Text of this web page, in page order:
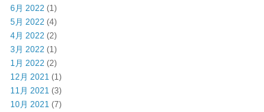
6月 2022 (1)
5月 2022 (4)
4月 2022 (2)
3月 2022 (1)
1月 2022 (2)
12月 2021 (1)
11月 2021 (3)
10月 2021 (7)